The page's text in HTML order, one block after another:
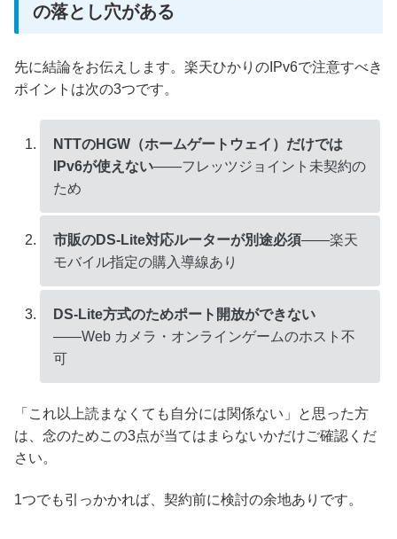
の落とし穴がある
先に結論をお伝えします。楽天ひかりのIPv6で注意すべき
ポイントは次の3つです。
NTTのHGW（ホームゲートウェイ）だけでは
IPv6が使えない――フレッツジョイント未契約の
ため
市販のDS-Lite対応ルーターが別途必須――楽天
モバイル指定の購入導線あり
DS-Lite方式のためポート開放ができない
――Web カメラ・オンラインゲームのホスト不
可
「これ以上読まなくても自分には関係ない」と思った方
は、念のためこの3点が当てはまらないかだけご確認くだ
さい。
1つでも引っかかれば、契約前に検討の余地ありです。